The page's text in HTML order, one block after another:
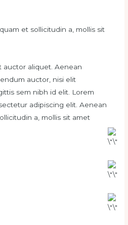
et sollicitudin a, mollis sit
auctor aliquet. Aenean
auctor, nisi elit
sem nibh id elit. Lorem
adipiscing elit. Aenean
a, mollis sit amet